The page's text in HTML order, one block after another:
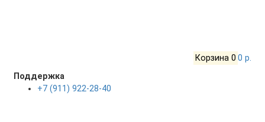
Корзина 0 0 р.
Поддержка
+7 (911) 922-28-40